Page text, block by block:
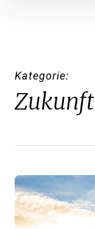
Kategorie
Zukunft